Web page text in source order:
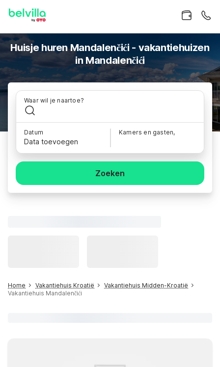
Huisje huren Mandalenčići - vakantiehuizen
in Mandalenčići
Waar wil je naartoe?
Datum
Data toevoegen
Kamers en gasten,
Zoeken
Home Vakantiehuis Kroatië
Vakantiehuis Midden-Kroatië
Vakantiehuis Mandalenčići